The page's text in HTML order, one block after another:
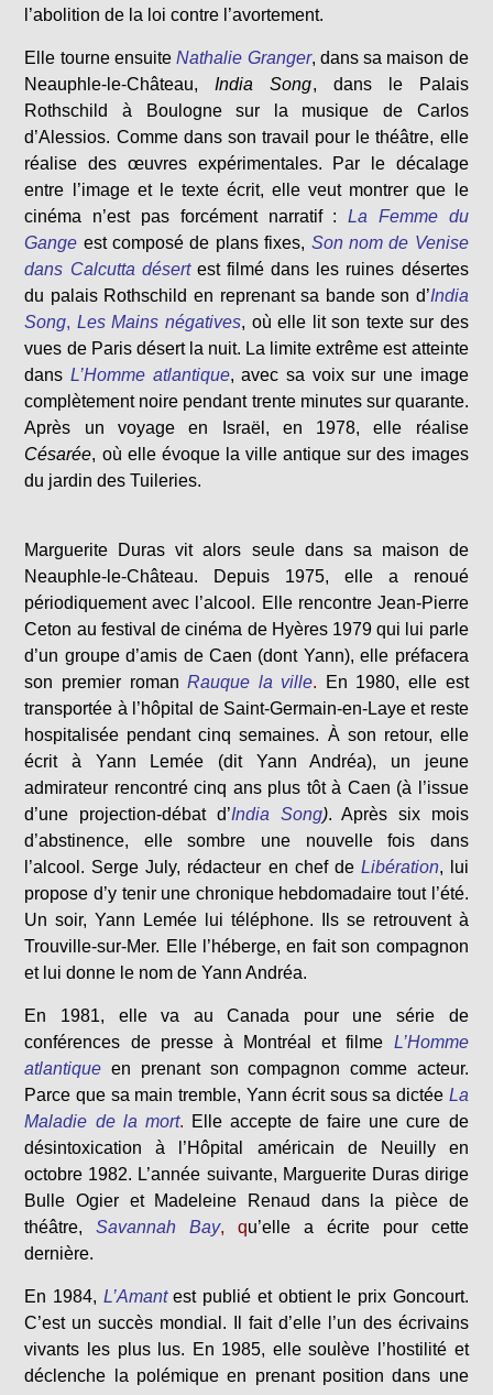
l’abolition de la loi contre l’avortement.
Elle tourne ensuite Nathalie Granger, dans sa maison de
Neauphle-le-Château,India Song, dans le Palais
Rothschild à Boulogne sur la musique de Carlos
d’Alessios. Comme dans son travail pour le théâtre, elle
réalise des œuvres expérimentales. Par le décalage
entre l’image et le texte écrit, elle veut montrer que le
cinéma n’est pas forcément narratif :
La Femme du
Gange est composé de plans fixes, Son nom de Venise
dans Calcutta désert est filmé dans les ruines désertes
du palais Rothschild en reprenant sa bande son d’India
Song, Les Mains négatives, où elle lit son texte sur des
vues de Paris désert la nuit. La limite extrême est atteinte
dans L’Homme atlantique, avec sa voix sur une image
complètement noire pendant trente minutes sur quarante.
Après un voyage en Israël, en 1978, elle réalise
Césarée, où elle évoque la ville antique sur des images
du jardin des Tuileries.
Marguerite Duras vit alors seule dans sa maison de
Neauphle-le-Château. Depuis 1975, elle a renoué
périodiquement avec l’alcool. Elle rencontre Jean-Pierre
Ceton au festival de cinéma de Hyères 1979 qui lui parle
d’un groupe d’amis de Caen (dont Yann), elle préfacera
son premier roman Rauque la ville. En 1980, elle est
transportée à l’hôpital de Saint-Germain-en-Laye et reste
hospitalisée pendant cinq semaines. À son retour, elle
écrit à Yann Lemée (dit Yann Andréa), un jeune
admirateur rencontré cinq ans plus tôt à Caen (à l’issue
d’une projection-débat d’India Song). Après six mois
d’abstinence, elle sombre une nouvelle fois dans
l’alcool. Serge July, rédacteur en chef de Libération, lui
propose d’y tenir une chronique hebdomadaire tout l’été.
Un soir, Yann Lemée lui téléphone. Ils se retrouvent à
Trouville-sur-Mer. Elle l’héberge, en fait son compagnon
et lui donne le nom de Yann Andréa.
En 1981, elle va au Canada pour une série de
conférences de presse à Montréal et filme L’Homme
atlantique en prenant son compagnon comme acteur.
Parce que sa main tremble, Yann écrit sous sa dictée La
Maladie de la mort. Elle accepte de faire une cure de
désintoxication à l’Hôpital américain de Neuilly en
octobre 1982. L’année suivante, Marguerite Duras dirige
Bulle Ogier et Madeleine Renaud dans la pièce de
théâtre, Savannah Bay, qu’elle a écrite pour cette
dernière.
En 1984, L’Amant est publié et obtient le prix Goncourt.
C’est un succès mondial. Il fait d’elle l’un des écrivains
vivants les plus lus. En 1985, elle soulève l’hostilité et
déclenche la polémique en prenant position dans une